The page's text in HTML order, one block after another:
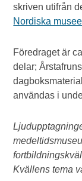
skriven utifrån
Nordiska
Föredraget är
delar;
användas i
Kvällens tema